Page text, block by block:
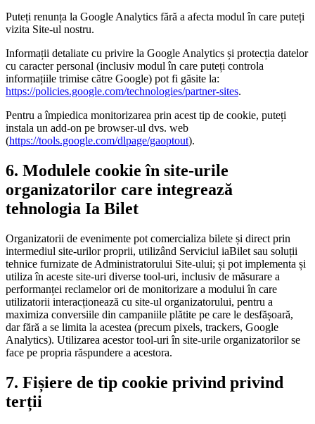
Puteți renunța la Google Analytics fără a afecta modul în care puteți
vizita Site-ul nostru.
Informații detaliate cu privire la Google Analytics și protecția datelor
cu caracter personal (inclusiv modul în care puteți controla
informațiile trimise către Google) pot fi găsite la:
https://policies.google.com/technologies/partner-sites.
Pentru a împiedica monitorizarea prin acest tip de cookie, puteți
instala un add-on pe browser-ul dvs. web
(https://tools.google.com/dlpage/gaoptout).
6. Modulele cookie în site-urile
organizatorilor care integrează
tehnologia Ia Bilet
Organizatorii de evenimente pot comercializa bilete și direct prin
intermediul site-urilor proprii, utilizând Serviciul iaBilet sau soluții
tehnice furnizate de Administratorului Site-ului; și pot implementa și
utiliza în aceste site-uri diverse tool-uri, inclusiv de măsurare a
performanței reclamelor ori de monitorizare a modului în care
utilizatorii interacționează cu site-ul organizatorului, pentru a
maximiza conversiile din campaniile plătite pe care le desfășoară,
dar fără a se limita la acestea (precum pixels, trackers, Google
Analytics). Utilizarea acestor tool-uri în site-urile organizatorilor se
face pe propria răspundere a acestora.
7. Fișiere de tip cookie privind privind
terții